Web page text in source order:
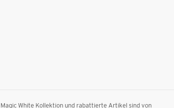
White Kollektion und rabattierte Artikel sind von